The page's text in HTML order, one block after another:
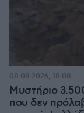
Μυστήριο
που δεν
08.08.2026, 18:08